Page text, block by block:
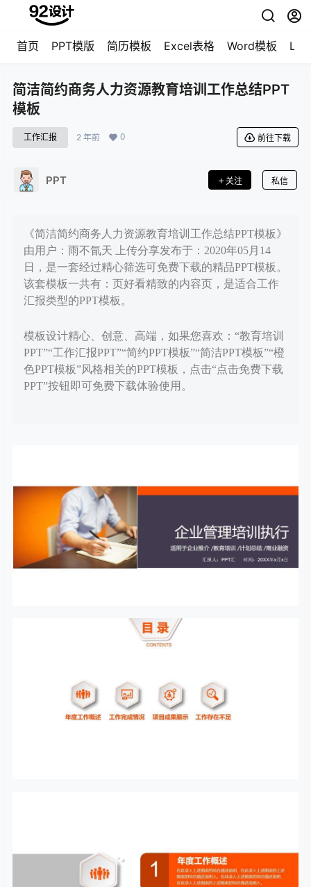
首页 PPT模版 简历模板 Excel表格 Word模板
简洁简约商务人力资源教育培训工作总结PPT
模板
工作汇报 2 年前 0 前往下载
PPT 关注 私信
《简洁简约商务人力资源教育培训工作总结PPT模板》
由用户：雨不氜天 上传分享发布于：2020年05月14
日，是一套经过精心筛选可免费下载的精品PPT模板。
该套模板一共有：页好看精致的内容页，是适合工作
汇报类型的PPT模板。
模板设计精心、创意、高端，如果您喜欢：“教育培训
PPT”“工作汇报PPT”“简约PPT模板”“简洁PPT模板”“橙
色PPT模板”风格相关的PPT模板，点击“点击免费下载
PPT”按钮即可免费下载体验使用。